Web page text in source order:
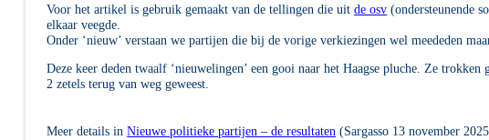
Voor het artikel is gebruik gemaakt van de tellingen die uitde osv (ondersteunende
elkaar veegde.
Onder ‘nieuw’ verstaan we partijen die bij de vorige verkiezingen wel meededen
Deze keer deden twaalf ‘nieuwelingen’ een gooi naar het Haagse pluche. Ze
2 zetels terug van weg geweest.
Meer details inNieuwe politieke partijen – de resultaten (Sargasso 13 november